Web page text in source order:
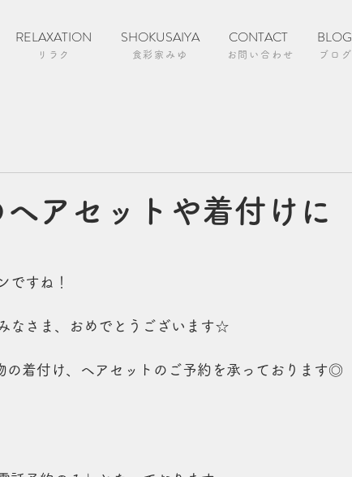
RELAXATION SHOKUSAIYA CONTACT BLOG
リラク お問い合わせ
食彩家みゆ ブログ
アセットや着付けに
ですね！
なさま、おめでとうございます☆
着付け、ヘアセットのご予約を承っております◎